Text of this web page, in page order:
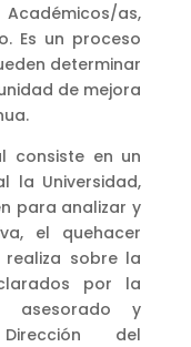
as,
Es un proceso
determinar
de mejora
consiste en un
la Universidad,
para analizar y
el quehacer
realiza sobre la
por la
asesorado y
del